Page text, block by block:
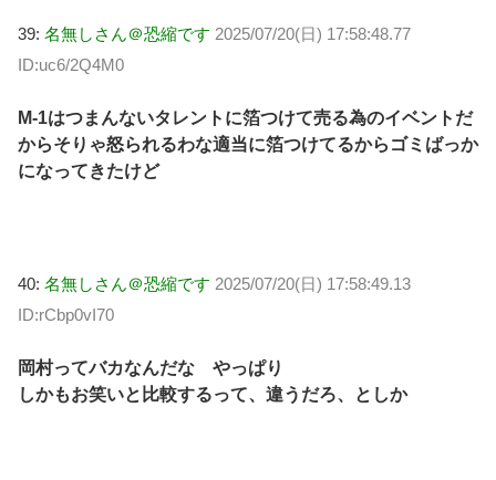
39: 名無しさん＠恐縮です 2025/07/20(日) 17:58:48.77
ID:uc6/2Q4M0
M-1はつまんないタレントに箔つけて売る為のイベントだ
からそりゃ怒られるわな適当に箔つけてるからゴミばっか
になってきたけど
40: 名無しさん＠恐縮です 2025/07/20(日) 17:58:49.13
ID:rCbp0vI70
岡村ってバカなんだな やっぱり
しかもお笑いと比較するって、違うだろ、としか